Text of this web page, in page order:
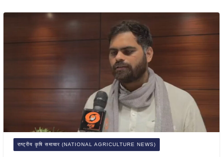
राष्ट्रीय कृषि समाचार (NATIONAL AGRICULTURE NEWS)